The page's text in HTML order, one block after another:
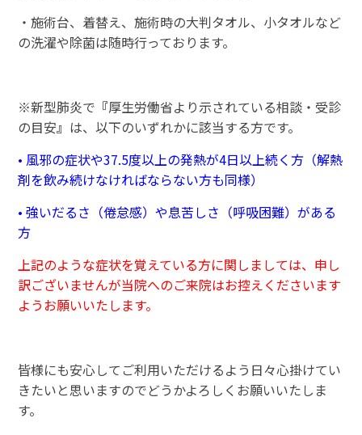
・施術台、着替え、施術時の大判タオル、小タオルなど
の洗濯や除菌は随時行っております。
※新型肺炎で 『厚生労働省より示されている相談・受診
の目安』 は、以下のいずれかに該当する方です。
• 風邪の症状や37.5度以上の発熱が4日以上続く方（解熱
剤を飲み続けなければならない方も同様）
• 強いだるさ（倦怠感）や息苦しさ（呼吸困難）がある
方
上記のような症状を覚えている方に関しましては、申し
訳ございませんが当院へのご来院はお控えくださいます
ようお願いいたします。
皆様にも安心してご利用いただけるよう日々心掛けてい
きたいと思いますのでどうかよろしくお願いいたしま
す。